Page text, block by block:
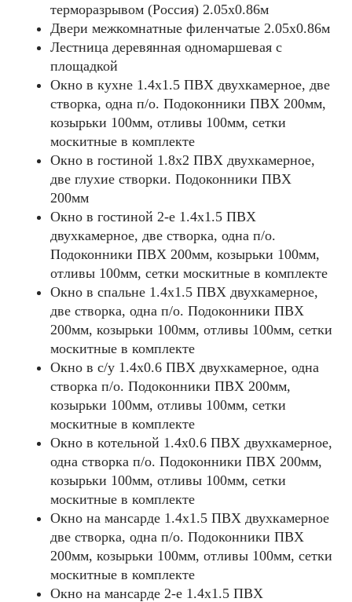
терморазрывом (Россия) 2.05х0.86м
Двери межкомнатные филенчатые 2.05х0.86м
Лестница деревянная одномаршевая с
площадкой
Окно в кухне 1.4х1.5 ПВХ двухкамерное, две
створка, одна п/о. Подоконники ПВХ 200мм,
козырьки 100мм, отливы 100мм, сетки
москитные в комплекте
Окно в гостиной 1.8х2 ПВХ двухкамерное,
две глухие створки. Подоконники ПВХ
200мм
Окно в гостиной 2-е 1.4х1.5 ПВХ
двухкамерное, две створка, одна п/о.
Подоконники ПВХ 200мм, козырьки 100мм,
отливы 100мм, сетки москитные в комплекте
Окно в спальне 1.4х1.5 ПВХ двухкамерное,
две створка, одна п/о. Подоконники ПВХ
200мм, козырьки 100мм, отливы 100мм, сетки
москитные в комплекте
Окно в с/у 1.4х0.6 ПВХ двухкамерное, одна
створка п/о. Подоконники ПВХ 200мм,
козырьки 100мм, отливы 100мм, сетки
москитные в комплекте
Окно в котельной 1.4х0.6 ПВХ двухкамерное,
одна створка п/о. Подоконники ПВХ 200мм,
козырьки 100мм, отливы 100мм, сетки
москитные в комплекте
Окно на мансарде 1.4х1.5 ПВХ двухкамерное
две створка, одна п/о. Подоконники ПВХ
200мм, козырьки 100мм, отливы 100мм, сетки
москитные в комплекте
Окно на мансарде 2-е 1.4х1.5 ПВХ